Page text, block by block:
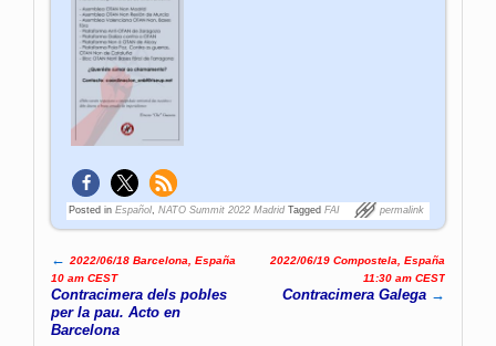
Posted in Español,NATO Summit 2022 Madrid Tagged FAI permalink
Post navigation
← 2022/06/18 Barcelona, España
10 am CEST
Contracimera dels pobles
per la pau. Acto en
Barcelona
2022/06/19 Compostela, España
11:30 am CEST
Contracimera Galega →